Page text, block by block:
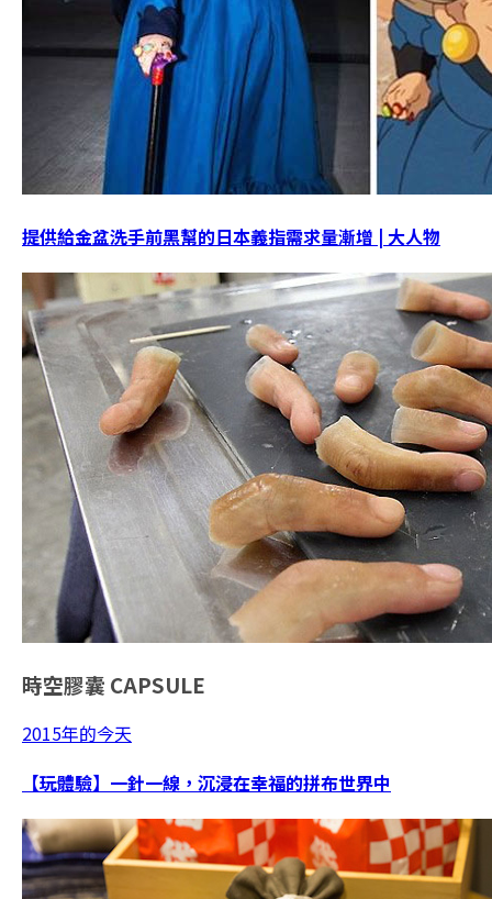
提供給金盆洗手前黑幫的日本義指需求量漸增 | 大人物
時空膠囊 CAPSULE
2015年的今天
【玩體驗】一針一線，沉浸在幸福的拼布世界中